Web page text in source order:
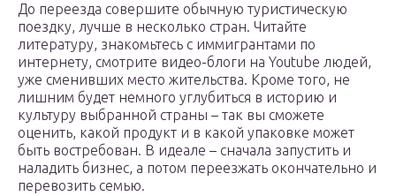
До переезда совершите обычную туристическую
поездку, лучше в несколько стран. Читайте
литературу, знакомьтесь с иммигрантами по
интернету, смотрите видео-блоги на Youtube людей,
уже сменивших место жительства. Кроме того, не
лишним будет немного углубиться в историю и
культуру выбранной страны – так вы сможете
оценить, какой продукт и в какой упаковке может
быть востребован. В идеале – сначала запустить и
наладить бизнес, а потом переезжать окончательно и
перевозить семью.